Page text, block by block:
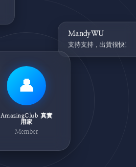
👤
AmazingClub 真實
用家
Member
MandyWU
支持支持，出貨很快!